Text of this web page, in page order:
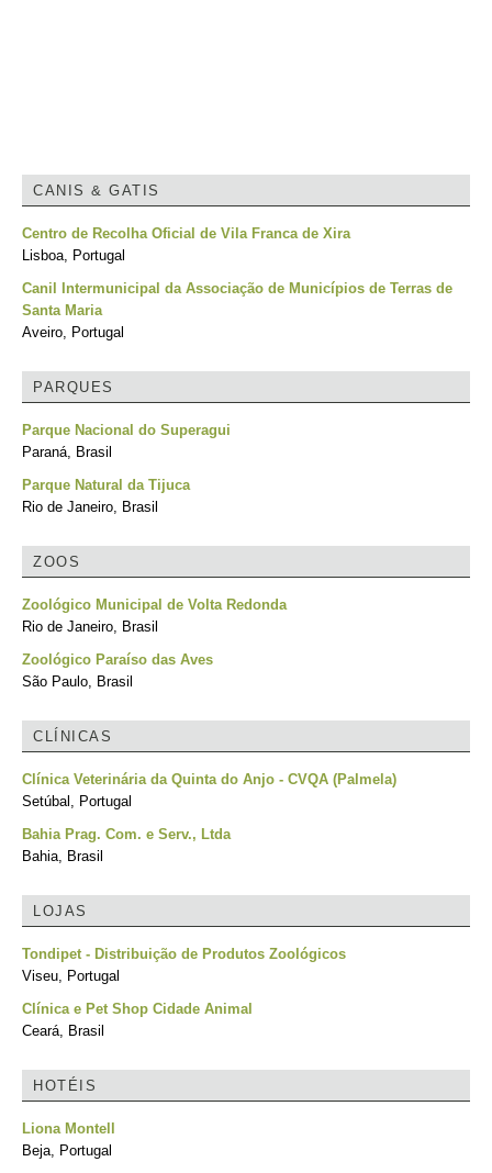
CANIS & GATIS
Centro de Recolha Oficial de Vila Franca de Xira
Lisboa, Portugal
Canil Intermunicipal da Associação de Municípios de Terras de
Santa Maria
Aveiro, Portugal
PARQUES
Parque Nacional do Superagui
Paraná, Brasil
Parque Natural da Tijuca
Rio de Janeiro, Brasil
ZOOS
Zoológico Municipal de Volta Redonda
Rio de Janeiro, Brasil
Zoológico Paraíso das Aves
São Paulo, Brasil
CLÍNICAS
Clínica Veterinária da Quinta do Anjo - CVQA (Palmela)
Setúbal, Portugal
Bahia Prag. Com. e Serv., Ltda
Bahia, Brasil
LOJAS
Tondipet - Distribuição de Produtos Zoológicos
Viseu, Portugal
Clínica e Pet Shop Cidade Animal
Ceará, Brasil
HOTÉIS
Liona Montell
Beja, Portugal